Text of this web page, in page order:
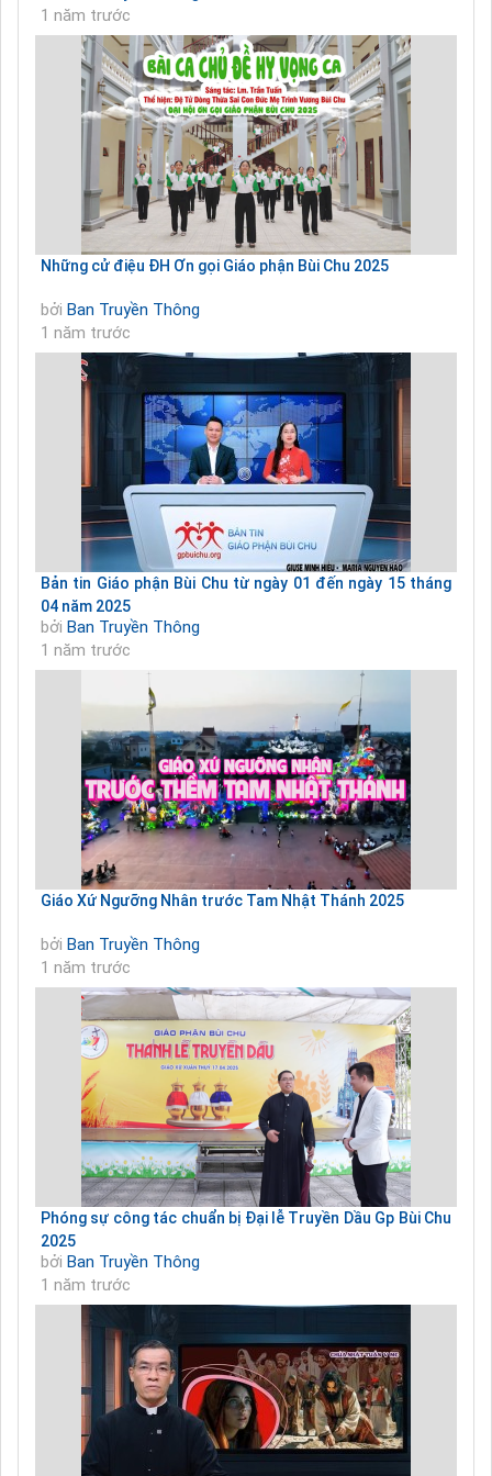
1 năm trước
Những cử điệu ĐH Ơn gọi Giáo phận Bùi Chu 2025
bởi Ban Truyền Thông
1 năm trước
Bản tin Giáo phận Bùi Chu từ ngày 01 đến ngày 15 tháng
04 năm 2025
bởi Ban Truyền Thông
1 năm trước
Giáo Xứ Ngưỡng Nhân trước Tam Nhật Thánh 2025
bởi Ban Truyền Thông
1 năm trước
Phóng sự công tác chuẩn bị Đại lễ Truyền Dầu Gp Bùi Chu
2025
bởi Ban Truyền Thông
1 năm trước